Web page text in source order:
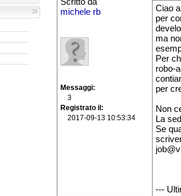
Scritto da
michele rb
Messaggi
3
Registrato il
2017-09-13 10:53:34
Ciao
per
ma
Per
robo-
per
Non
La
Se
---